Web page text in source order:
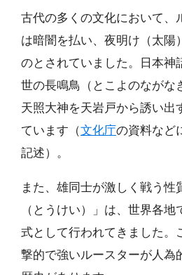
古代の多くの文化において、
は暗闇を払い、夜明け（太陽
のとされていました。日本神
世の長鳴鳥（とこよのながな
天照大神を天岩戸から誘い出
ています（文化庁の資料など
記述）。
また、雄同士が激しく戦う性
（とうけい）」は、世界各
式として行われてきました。
撃的で強いルースターが人為